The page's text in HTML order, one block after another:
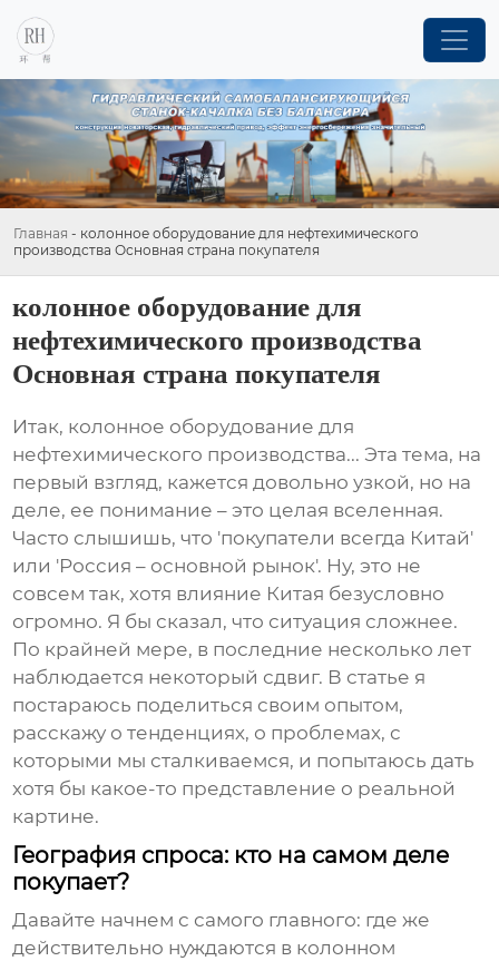
Главная - колонное оборудование для нефтехимического
производства Основная страна покупателя
колонное оборудование для
нефтехимического производства
Основная страна покупателя
Итак, колонное оборудование для
нефтехимического производства... Эта тема, на
первый взгляд, кажется довольно узкой, но на
деле, ее понимание – это целая вселенная.
Часто слышишь, что 'покупатели всегда Китай'
или 'Россия – основной рынок'. Ну, это не
совсем так, хотя влияние Китая безусловно
огромно. Я бы сказал, что ситуация сложнее.
По крайней мере, в последние несколько лет
наблюдается некоторый сдвиг. В статье я
постараюсь поделиться своим опытом,
расскажу о тенденциях, о проблемах, с
которыми мы сталкиваемся, и попытаюсь дать
хотя бы какое-то представление о реальной
картине.
География спроса: кто на самом деле
покупает?
Давайте начнем с самого главного: где же
действительно нуждаются в колонном